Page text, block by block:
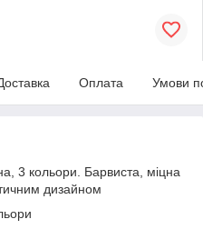
Оплата Умови
3 кольори. Барвиста, міцна
дизайном